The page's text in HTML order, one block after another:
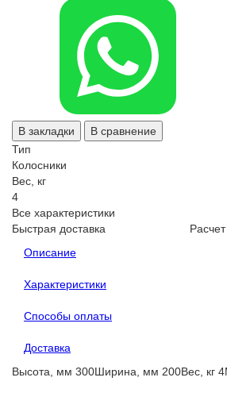
В закладки
В сравнение
Тип
Колосники
Вес, кг
4
Все характеристики
Быстрая доставка
Описание
Характеристики
Способы оплаты
Доставка
Высота, мм 300Ширина, мм 200Вес, кг